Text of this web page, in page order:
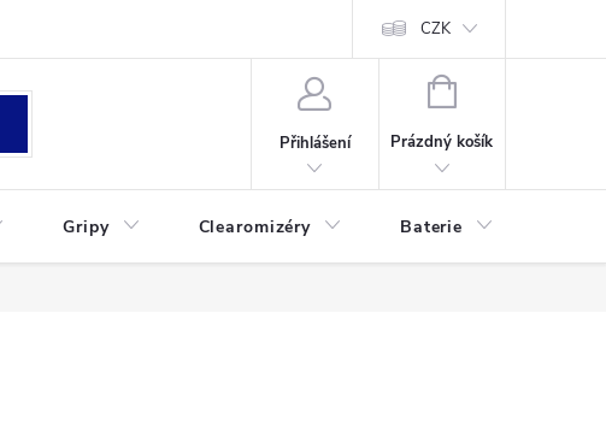
CZK
Přihlášení
NÁKUPNÍ
Prázdný košík
Gripy Clearomizéry Baterie